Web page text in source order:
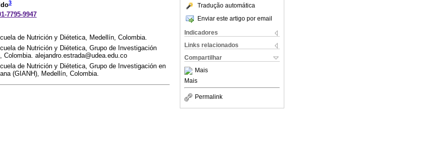
Tradução automática
Enviar este artigo por email
Indicadores
Links relacionados
Compartilhar
Mais
Mais
Permalink
3
7795-9947
de Nutrición y Diétetica, Medellín, Colombia.
de Nutrición y Diétetica, Grupo de Investigación
Colombia. alejandro.estrada@udea.edu.co
de Nutrición y Diétetica, Grupo de Investigación en
(GIANH), Medellín, Colombia.